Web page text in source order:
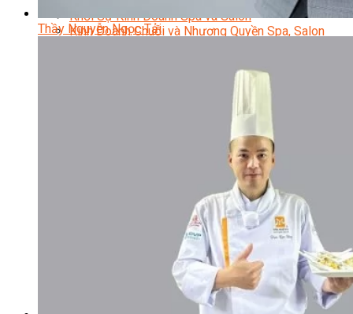
Khởi Sự Kinh Doanh Spa và Salon
Kinh Doanh Chuỗi và Nhượng Quyền Spa, Salon
Kỹ Thuật Chải Bới Tóc Chuyên Nghiệp
Quản Lý Hair Salon Chuyên Nghiệp
Quản Lý Nail Salon Chuyên Nghiệp
Kỹ Thuật Nhuộm – Uốn – Duỗi
Train The Trainer – Chuyên Ngành Nail
Chăm Sóc Mẹ Và Bé
Gội Đầu Dưỡng Sinh Và Massage Thư Giãn
Marketing Online Ngành Chăm Sóc Sắc Đẹp
Chuyên Đề Chăm Sóc Sắc Đẹp
Thầy Nguyễn Ngọc Tải